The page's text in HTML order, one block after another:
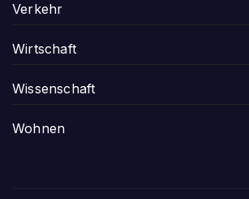
Verkehr
Wirtschaft
Wissenschaft
Wohnen